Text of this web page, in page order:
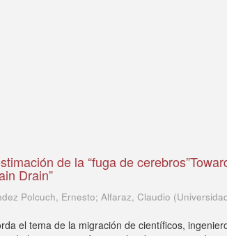
de la “fuga de
Drain”
Polcuch, Ernesto; Alfaraz, Claudio (
el tema de la migración de científicos,